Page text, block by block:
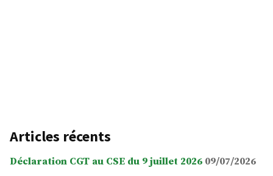
Articles récents
Déclaration CGT au CSE du 9 juillet 2026 09/07/2026